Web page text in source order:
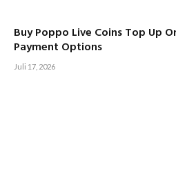
Buy Poppo Live Coins Top Up
Payment Options
Juli 17, 2026